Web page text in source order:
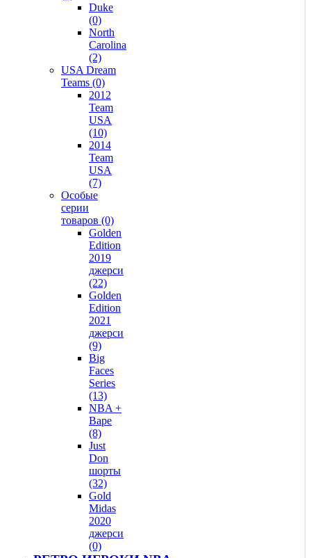
Duke
(0)
North
Carolina
(2)
USA Dream
Teams (0)
2012
Team
USA
(10)
2014
Team
USA
(7)
Особые
серии
товаров (0)
Golden
Edition
2019
джерси
(22)
Golden
Edition
2021
джерси
(9)
Big
Faces
Series
(13)
NBA +
Bape
(8)
Just
Don
шорты
(32)
Gold
Midas
2020
джерси
(0)